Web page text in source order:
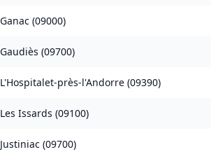
Ganac (09000)
Gaudiès (09700)
L'Hospitalet-près-l'Andorre (09390)
Les Issards (09100)
Justiniac (09700)